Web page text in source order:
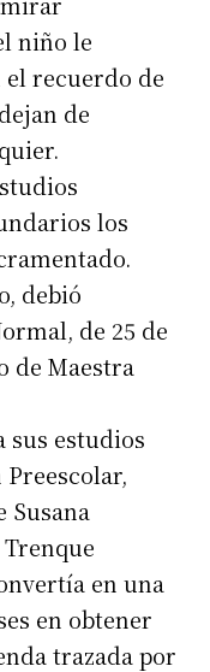
niño le
recuerdo de
de
los
debió
de 25 de
de Maestra
sus estudios
Susana
en una
en obtener
trazada por